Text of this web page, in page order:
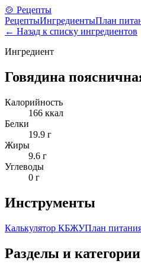
🍲 Рецепты
РецептыИнгредиентыПлан
← Назад к списку ингредиентов
Ингредиент
Говядина
Калорийность
166 ккал
Белки
19.9 г
Жиры
9.6 г
Углеводы
0 г
Инструменты
Калькулятор КБЖУПлан
Разделы и категории